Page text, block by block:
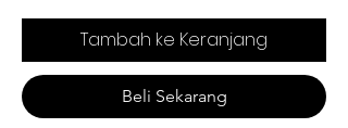
Tambah ke Keranjang
Beli Sekarang